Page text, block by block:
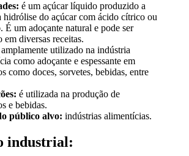
é um açúcar líquido produzido a
hidrólise do açúcar com ácido cítrico ou
É um adoçante natural e pode ser
em diversas receitas.
amplamente utilizado na indústria
como adoçante e espessante em
como doces, sorvetes, bebidas, entre
é utilizada na produção de
e bebidas.
público alvo: indústrias alimentícias.
industrial: